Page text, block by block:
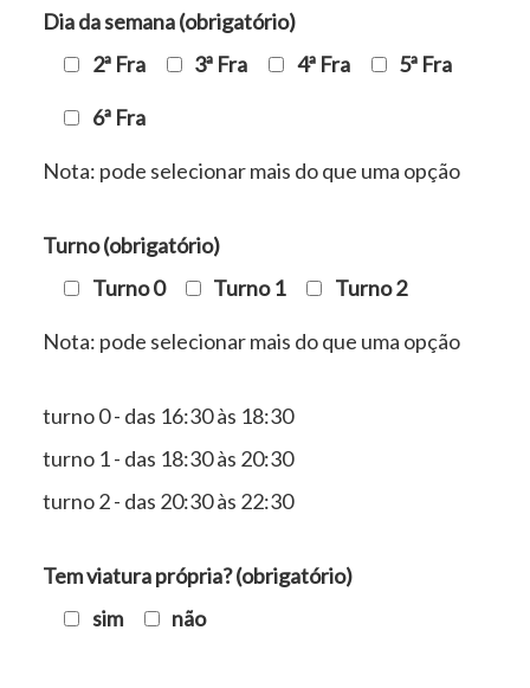
Dia da semana (obrigatório)
2ª Fra
3ª Fra 4ª Fra 5ª Fra
6ª Fra
Nota: pode selecionar mais do que uma opção
Turno (obrigatório)
Turno 0
Turno 1 Turno 2
Nota: pode selecionar mais do que uma opção
turno 0 - das 16:30 às 18:30
turno 1 - das 18:30 às 20:30
turno 2 - das 20:30 às 22:30
Tem viatura própria? (obrigatório)
sim
não